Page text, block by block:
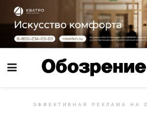
ЭФФЕКТИВНАЯ РЕКЛАМА НА